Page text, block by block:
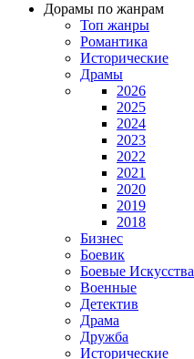
Дорамы по жанрам
Топ жанры
Романтика
Исторические
Драмы
2026
2025
2024
2023
2022
2021
2020
2019
2018
Бизнес
Боевик
Боевые Искусства
Военные
Детектив
Драма
Дружба
Исторические